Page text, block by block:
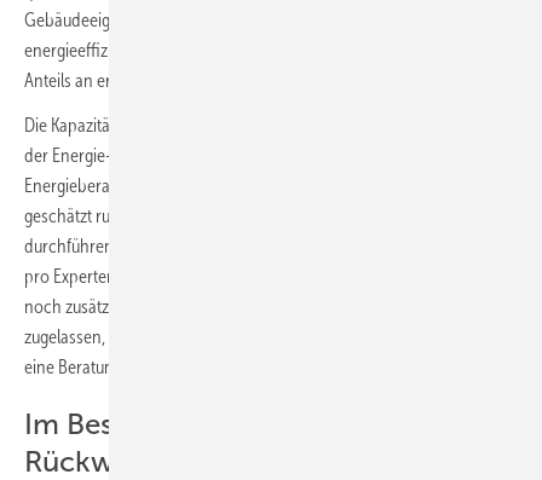
Gebäudeeigentümer individuell zugeschnittenes Konzept aus
energieeffizienten Maßnahmen, unter Einsatz eines möglichst hohen
Anteils an erneuerbaren Energien, zu entwickeln und umzusetzen.
Die Kapazitäten dafür sind am Markt verfügbar: Allein die ca. 14 000 in
der Energie-Effizienz-Experten-Liste des Bundes eingetragenen
Energieberatenden könnten ohne Probleme die Beratungen für die
geschätzt rund 300 000 neuen Gas- und Holz-Heizungen jährlich
durchführen. Dies entspricht im Monat weniger als zwei Beratungen
pro Experten. Sind dann, wie im Gesetzesentwurf vorgesehen, auch
noch zusätzlich die Ausstellungsberechtigen für Energieausweise
zugelassen, beschränkt sich der zusätzliche Aufwand auf weniger als
eine Beratung pro Monat.“
Im Bestand sind kostenrelevante
Rückwirkungen möglich